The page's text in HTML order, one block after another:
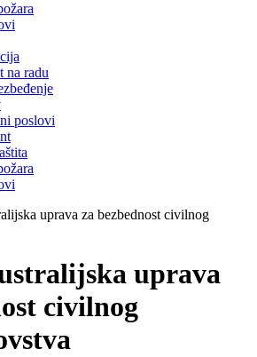
na radu
poslovi
uprava za bezbednost civilnog
uprava
civilnog